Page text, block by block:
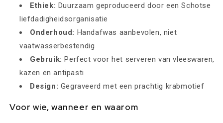
Ethiek: Duurzaam geproduceerd door een Schotse
liefdadigheidsorganisatie
Onderhoud: Handafwas aanbevolen, niet
vaatwasserbestendig
Gebruik: Perfect voor het serveren van vleeswaren,
kazen en antipasti
Design: Gegraveerd met een prachtig krabmotief
Voor wie, wanneer en waarom